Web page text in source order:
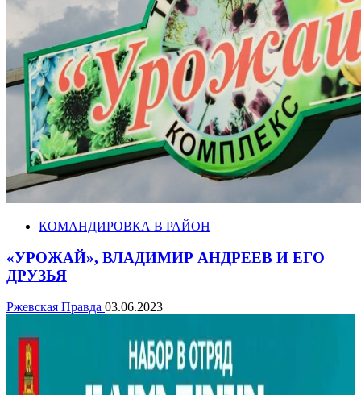
КОМАНДИРОВКА В РАЙОН
«УРОЖАЙ», ВЛАДИМИР АНДРЕЕВ И ЕГО
ДРУЗЬЯ
Ржевская Правда 03.06.2023